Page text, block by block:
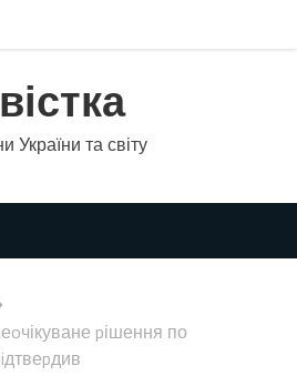
України та світу
pішення по